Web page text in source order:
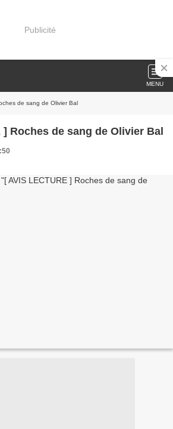
Publicité
MENU
de sang de Olivier Bal
] Roches de sang de Olivier Bal